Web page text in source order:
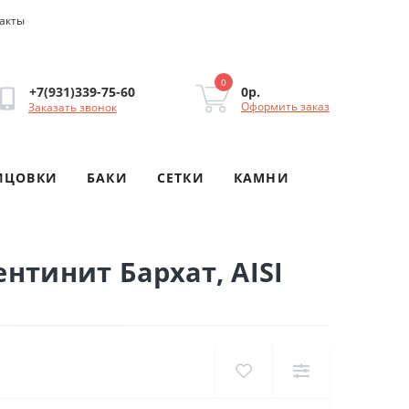
+7(931)339-75-60
Заказать звонок
0
0р.
Оформить заказ
БАКИ СЕТКИ КАМНИ
Бархат, AISI